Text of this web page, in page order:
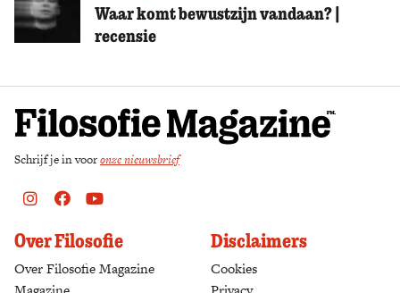
Waar komt bewustzijn vandaan? |
recensie
Schrijf je in vooronze nieuwsbrief
Instagram
FacebookYoutube
Over Filosofie
Over Filosofie Magazine
Disclaimers
Cookies